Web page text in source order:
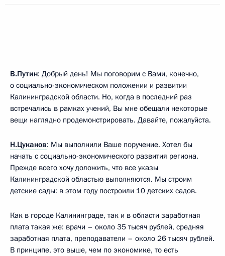
В.Путин: Добрый день! Мы поговорим с Вами, конечно,
о социально-экономическом положении и развитии
Калининградской области. Но, когда в последний раз
встречались в рамках учений, Вы мне обещали некоторые
вещи наглядно продемонстрировать. Давайте, пожалуйста.
Н.Цуканов: Мы выполнили Ваше поручение. Хотел бы
начать с социально-экономического развития региона.
Прежде всего хочу доложить, что все указы
Калининградской областью выполняются. Мы строим
детские сады: в этом году построили 10 детских садов.
Как в городе Калининграде, так и в области заработная
плата такая же: врачи – около 35 тысяч рублей, средняя
заработная плата, преподаватели – около 26 тысяч рублей.
В принципе, это выше, чем по экономике, то есть